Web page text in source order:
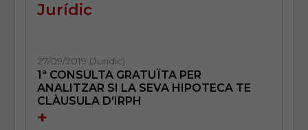
Jurídic
27/09/2019 (Jurídic)
1ª CONSULTA GRATUÏTA PER
ANALITZAR SI LA SEVA HIPOTECA TE
CLÀUSULA D'IRPH
+